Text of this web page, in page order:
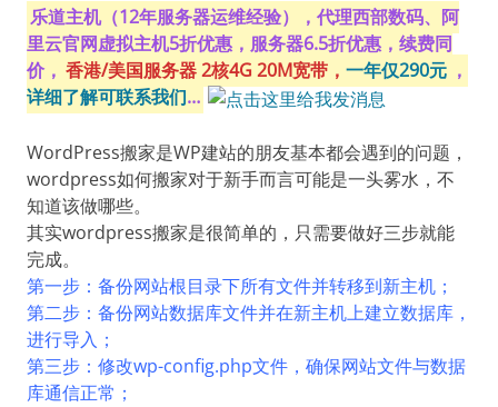
乐道主机（12年服务器运维经验），代理西部数码、阿
里云官网虚拟主机5折优惠，服务器6.5折优惠，续费同
价， 香港/美国服务器 2核4G 20M宽带，一年仅290元 ，
详细了解可联系我们…
WordPress搬家是WP建站的朋友基本都会遇到的问题，
wordpress如何搬家对于新手而言可能是一头雾水，不
知道该做哪些。
其实wordpress搬家是很简单的，只需要做好三步就能
完成。
第一步：备份网站根目录下所有文件并转移到新主机；
第二步：备份网站数据库文件并在新主机上建立数据库，
进行导入；
第三步：修改wp-config.php文件，确保网站文件与数据
库通信正常；